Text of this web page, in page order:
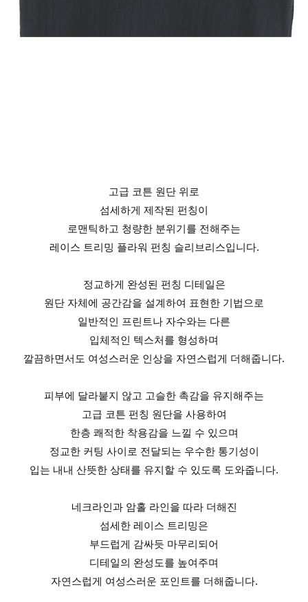
고급 코튼 원단 위로
섬세하게 제작된 펀칭이
로맨틱하고 청량한 분위기를 전해주는
레이스 트리밍 플라워 펀칭 슬리브리스입니다.
정교하게 완성된 펀칭 디테일은
원단 자체에 공간감을 설계하여 표현한 기법으로
일반적인 프린트나 자수와는 다른
입체적인 텍스처를 형성하며
깔끔하면서도 여성스러운 인상을 자연스럽게 더해줍니다.
피부에 달라붙지 않고 고슬한 촉감을 유지해주는
고급 코튼 펀칭 원단을 사용하여
한층 쾌적한 착용감을 느낄 수 있으며
정교한 커팅 사이로 전달되는 우수한 통기성이
입는 내내 산뜻한 상태를 유지할 수 있도록 도와줍니다.
네크라인과 암홀 라인을 따라 더해진
섬세한 레이스 트리밍은
부드럽게 감싸듯 마무리되어
디테일의 완성도를 높여주며
자연스럽게 여성스러운 포인트를 더해줍니다.